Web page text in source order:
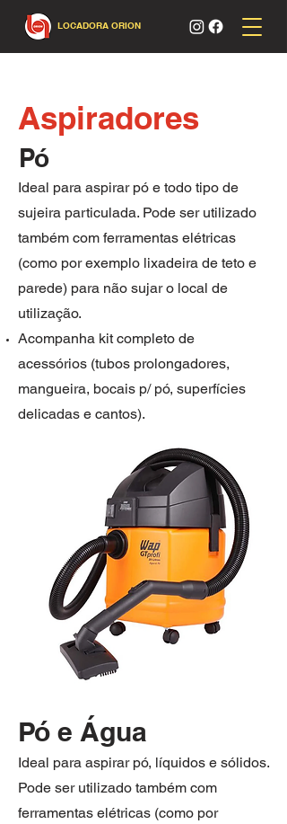
LOCADORA ORION
Aspiradores
Pó
Ideal para aspirar pó e todo tipo de
sujeira particulada. Pode ser utilizado
também com ferramentas elétricas
(como por exemplo lixadeira de teto e
parede) para não sujar o local de
utilização.
Acompanha kit completo de
acessórios (tubos prolongadores,
mangueira, bocais p/ pó, superfícies
delicadas e cantos).
Pó e Água
Ideal para aspirar pó, líquidos e sólidos.
Pode ser utilizado também com
ferramentas elétricas (como por